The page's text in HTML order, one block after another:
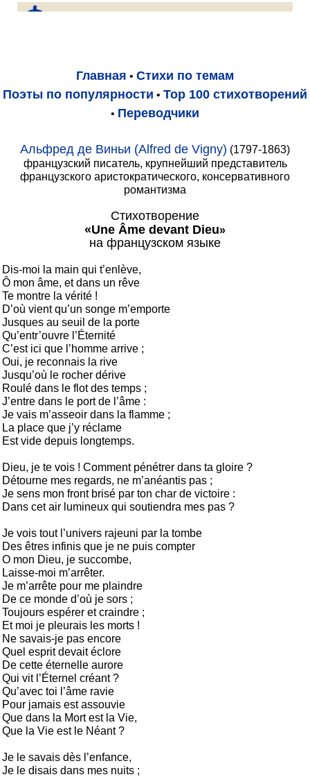
Главная • Стихи по темам
Поэты по популярности • Top 100 стихотворений
• Переводчики
Альфред де Виньи (Alfred de Vigny) (1797-1863)
французский писатель, крупнейший представитель
французского аристократического, консервативного
романтизма
Стихотворение
«Une Âme devant Dieu»
на французском языке
Dis-moi la main qui t’enlève,
Ô mon âme, et dans un rêve
Te montre la vérité !
D’où vient qu’un songe m’emporte
Jusques au seuil de la porte
Qu’entr’ouvre l’Éternité
C’est ici que l’homme arrive ;
Oui, je reconnais la rive
Jusqu’où le rocher dérive
Roulé dans le flot des temps ;
J’entre dans le port de l’âme :
Je vais m’asseoir dans la flamme ;
La place que j’y réclame
Est vide depuis longtemps.
Dieu, je te vois ! Comment pénétrer dans ta gloire ?
Détourne mes regards, ne m’anéantis pas ;
Je sens mon front brisé par ton char de victoire :
Dans cet air lumineux qui soutiendra mes pas ?
Je vois tout l’univers rajeuni par la tombe
Des êtres infinis que je ne puis compter
О mon Dieu, je succombe,
Laisse-moi m’arrêter.
Je m’arrête pour me plaindre
De ce monde d’où je sors ;
Toujours espérer et craindre ;
Et moi je pleurais les morts !
Ne savais-je pas encore
Quel esprit devait éclore
De cette éternelle aurore
Qui vit l’Éternel créant ?
Qu’avec toi l’âme ravie
Pour jamais est assouvie
Que dans la Mort est la Vie,
Que la Vie est le Néant ?
Je le savais dès l’enfance,
Je le disais dans mes nuits ;